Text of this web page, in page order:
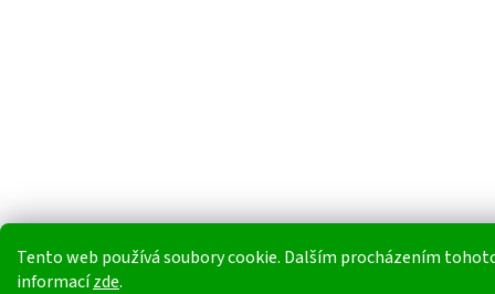
Tento web používá soubory cookie. Dalším procházením
informacízde.